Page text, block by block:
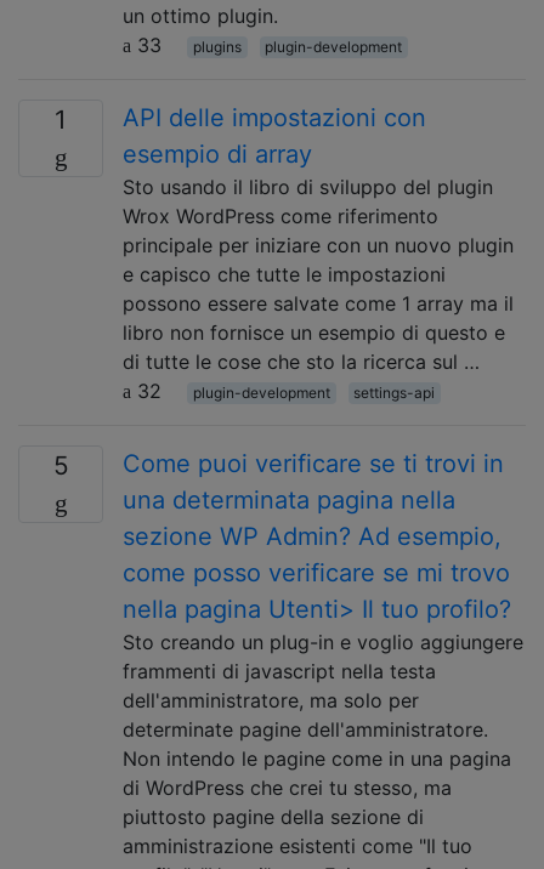
un ottimo plugin.
33
plugins plugin-development
1
API delle impostazioni con
esempio di array
Sto usando il libro di sviluppo del plugin
Wrox WordPress come riferimento
principale per iniziare con un nuovo plugin
e capisco che tutte le impostazioni
possono essere salvate come 1 array ma il
libro non fornisce un esempio di questo e
di tutte le cose che sto la ricerca sul …
32
plugin-development settings-api
5
Come puoi verificare se ti trovi in ​​
una determinata pagina nella
sezione WP Admin? Ad esempio,
come posso verificare se mi trovo
nella pagina Utenti> Il tuo profilo?
Sto creando un plug-in e voglio aggiungere
frammenti di javascript nella testa
dell'amministratore, ma solo per
determinate pagine dell'amministratore.
Non intendo le pagine come in una pagina
di WordPress che crei tu stesso, ma
piuttosto pagine della sezione di
amministrazione esistenti come "Il tuo